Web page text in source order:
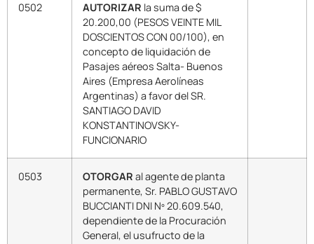
0502 AUTORIZAR la suma de $
20.200,00 (PESOS VEINTE MIL
DOSCIENTOS CON 00/100), en
concepto de liquidación de
Pasajes aéreos Salta- Buenos
Aires (Empresa Aerolíneas
Argentinas) a favor del SR.
SANTIAGO DAVID
KONSTANTINOVSKY-
FUNCIONARIO
0503 OTORGAR al agente de planta
permanente, Sr. PABLO GUSTAVO
BUCCIANTI DNI Nº 20.609.540,
dependiente de la Procuración
General, el usufructo de la